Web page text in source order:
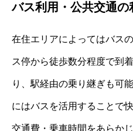
バス利用・公共交通の
在住エリアによってはバス
ス停から徒歩数分程度で到
り、駅経由の乗り継ぎも可
にはバスを活用することで
交通費・乗車時間をあらか